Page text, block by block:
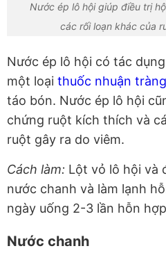
Nước ép lô hội giúp điều trị
các rối loạn khác của
Nước ép lô hội có tác
một loại thuốc nhuận tràng
táo bón. Nước ép lô hội
chứng ruột kích thích và
ruột gây ra do viêm.
Cách làm: Lột vỏ lô hội và
nước chanh và làm lạnh
ngày uống 2-3 lần hỗn
Nước chanh